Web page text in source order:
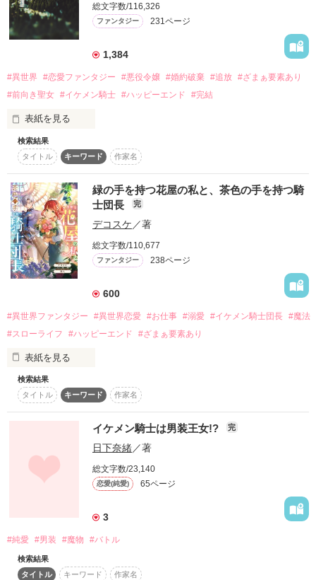
詳しく検索
タイトル キーワード 作家名 表紙コメント
あらすじ
ジャンル
感想
ステータス 全て
作品の長さ 長編 中編
賞」ベリーズカフェ会場
その他の条件 動画あり
総文字数/116,326
ファンタジー 231ページ
1,384
#異世界 #恋愛ファンタジー #悪役令嬢 #婚約破棄 #追放 #ざまぁ要素あり
#前向き聖女 #イケメン騎士 #ハッピーエンド #完結
表紙を見る
2025/10/15『悪女の汚名返上いたします！ １巻』
一二三書房 サーガフォレスト様より
全面改稿＆大幅加筆で書籍発売.*♡
（書籍は大幅に加筆改稿しましたので、
こちらのWEBとは設定・内容が異なります）
✼••┈┈┈┈┈┈┈┈┈┈┈┈••✼
「泣き寝入りなんてしませんわだって私【悪女】ですもの」
悪女のレッテルを貼られた元聖女が
持ち前の才能と機転で苦難をはね除け
汚名返上と下剋上＜リベンジ＞を目指す
逆転ラブストーリー！
検索結果
タイトル
キーワード 作家名
緑の手を持つ花屋の私と、茶色の手を持つ騎
士団長
完
デコスケ ／著
総文字数/110,677
ファンタジー 238ページ
600
#異世界ファンタジー #異世界恋愛 #お仕事 #溺愛 #イケメン騎士団長 #魔法
#スローライフ
#ハッピーエンド #ざまぁ要素あり
表紙を見る
〜花が良く育つので「緑の手」だと思っていたら
どうやら「癒しの手」だったようです〜
王都の隅っこで両親から受け継いだ
花屋「ブルーメ」を経営するアンネリーエ。
彼女のお店で売っている花は、
色鮮やかで花持ちが良いと評判だ。
自分で花を育て、売っているアンネリーエの店に、
アンネリーエの作る花束を気に入ったイケメン騎士は、
どうやらアンネリーエが育てている花は、
普通の花と違うらしい。
検索結果
タイトル
キーワード 作家名
イケメン騎士は男装王女!? 完
日下奈緒／著
総文字数/23,140
恋愛(純愛) 65ページ
3
#純愛 #男装 #魔物 #バトル
検索結果
タイトル
キーワード 作家名